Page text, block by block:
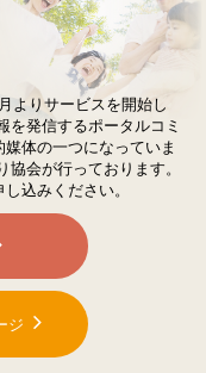
よりサービスを開始し
を発信するポータルコミ
体の一つになっていま
会が行っております。
込みください。
ジ